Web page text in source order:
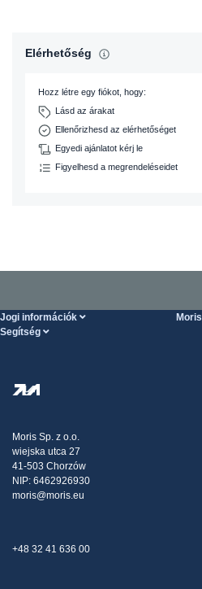
Elérhetőség
Hozz létre egy fiókot, hogy:
Lásd az árakat
Ellenőrizhesd az elérhetőséget
Egyedi ajánlatot kérj le
Figyelhesd a megrendeléseidet
Jogi információk Moris
Segítség
Kiszállítás
Panaszok
Moris Sp. z o.o.
wiejska utca 27
41-503 Chorzów
NIP: 6462926930
moris@moris.eu
+48 32 41 636 00